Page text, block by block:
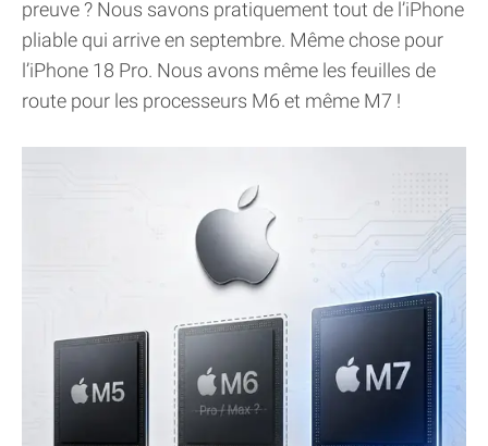
preuve ? Nous savons pratiquement tout de l’iPhone
pliable qui arrive en septembre. Même chose pour
l’iPhone 18 Pro. Nous avons même les feuilles de
route pour les processeurs M6 et même M7 !